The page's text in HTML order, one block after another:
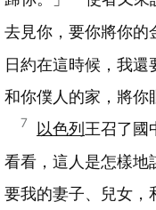
去見你，要你將你的
日約在這時候，我
和你僕人的家，將你
7 以色列 王召了國
看看，這人是怎樣地
要我的妻子、兒女，